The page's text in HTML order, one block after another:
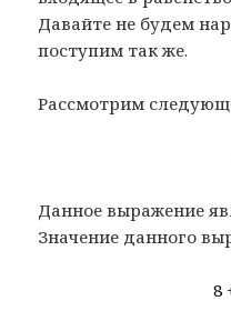
Давайте не будем
поступим так же.
Рассмотрим
Данное выражение
Значение данного
8